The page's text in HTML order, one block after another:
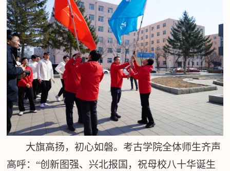
大旗高扬，初心如磐。考古学院全体师生齐声
高呼： “创新图强、兴北报国，祝母校八十华诞生